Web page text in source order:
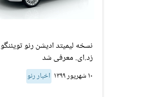
نسخه لیمیتد ادیشن رنو تویئنگو
زد.ای. معرفی شد
۱۰ شهریور ۱۳۹۹ اخبار رنو